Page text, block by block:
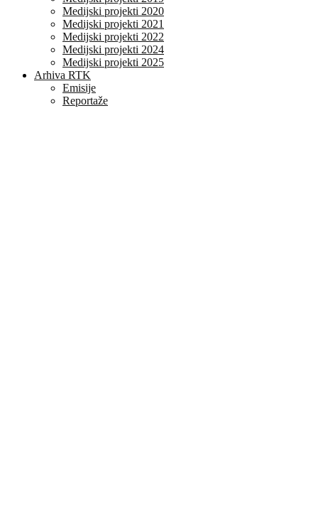
Medijski projekti 2020
Medijski projekti 2021
Medijski projekti 2022
Medijski projekti 2024
Medijski projekti 2025
Arhiva RTK
Emisije
Reportaže